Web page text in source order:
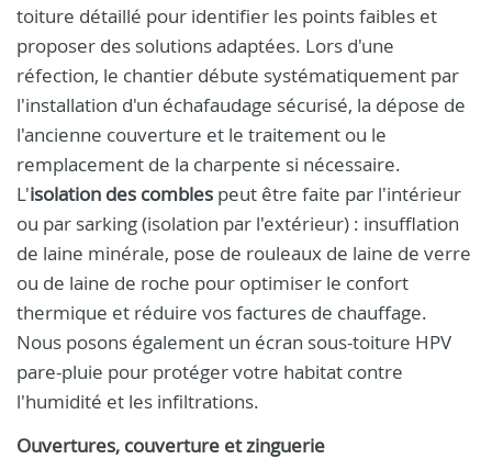
toiture détaillé pour identifier les points faibles et
proposer des solutions adaptées. Lors d'une
réfection, le chantier débute systématiquement par
l'installation d'un échafaudage sécurisé, la dépose de
l'ancienne couverture et le traitement ou le
remplacement de la charpente si nécessaire.
L'isolation des combles peut être faite par l'intérieur
ou par sarking (isolation par l'extérieur) : insufflation
de laine minérale, pose de rouleaux de laine de verre
ou de laine de roche pour optimiser le confort
thermique et réduire vos factures de chauffage.
Nous posons également un écran sous-toiture HPV
pare-pluie pour protéger votre habitat contre
l'humidité et les infiltrations.
Ouvertures, couverture et zinguerie